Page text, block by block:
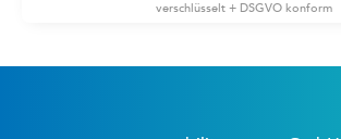
verschlüsselt + DSGVO konform